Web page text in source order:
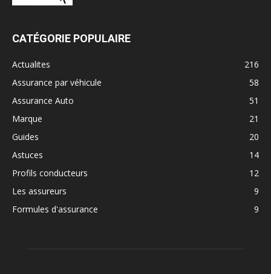
CATÉGORIE POPULAIRE
Actualites
216
Assurance par véhicule
58
Assurance Auto
51
Marque
21
Guides
20
Astuces
14
Profils conducteurs
12
Les assureurs
9
Formules d'assurance
9